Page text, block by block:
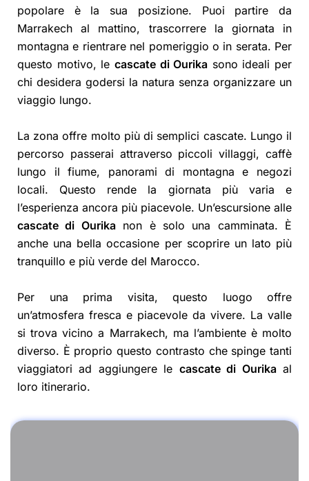
popolare è la sua posizione. Puoi partire da
Marrakech al mattino, trascorrere la giornata in
montagna e rientrare nel pomeriggio o in serata. Per
questo motivo, le cascate di Ourika sono ideali per
chi desidera godersi la natura senza organizzare un
viaggio lungo.
La zona offre molto più di semplici cascate. Lungo il
percorso passerai attraverso piccoli villaggi, caffè
lungo il fiume, panorami di montagna e negozi
locali. Questo rende la giornata più varia e
l’esperienza ancora più piacevole. Un’escursione alle
cascate di Ourikanon è solo una camminata. È
anche una bella occasione per scoprire un lato più
tranquillo e più verde del Marocco.
Per una prima visita, questo luogo offre
un’atmosfera fresca e piacevole da vivere. La valle
si trova vicino a Marrakech, ma l’ambiente è molto
diverso. È proprio questo contrasto che spinge tanti
viaggiatori ad aggiungere le cascate di Ourikaal
loro itinerario.